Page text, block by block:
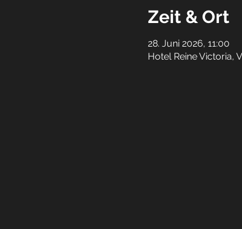
Zeit & Ort
28. Juni 2026, 11:00
Hotel Reine Victoria,